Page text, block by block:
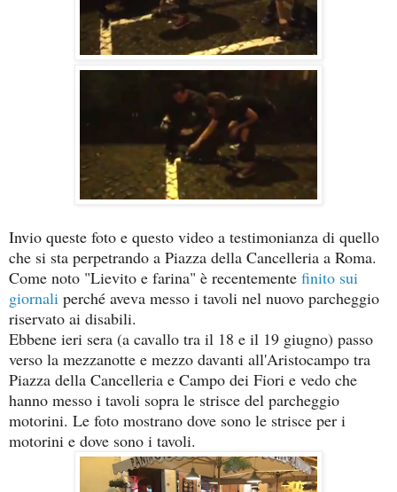
Invio queste foto e questo video a testimonianza di quello
che si sta perpetrando a Piazza della Cancelleria a Roma.
Come noto "Lievito e farina" è recentemente finito sui
giornali perché aveva messo i tavoli nel nuovo parcheggio
riservato ai disabili.
Ebbene ieri sera (a cavallo tra il 18 e il 19 giugno) passo
verso la mezzanotte e mezzo davanti all'Aristocampo tra
Piazza della Cancelleria e Campo dei Fiori e vedo che
hanno messo i tavoli sopra le strisce del parcheggio
motorini. Le foto mostrano dove sono le strisce per i
motorini e dove sono i tavoli.